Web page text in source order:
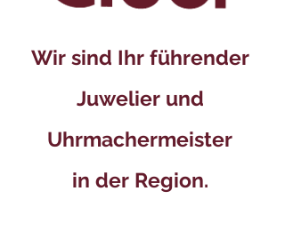
Wir sind Ihr führender
Juwelier und
Uhrmachermeister
in der Region.​